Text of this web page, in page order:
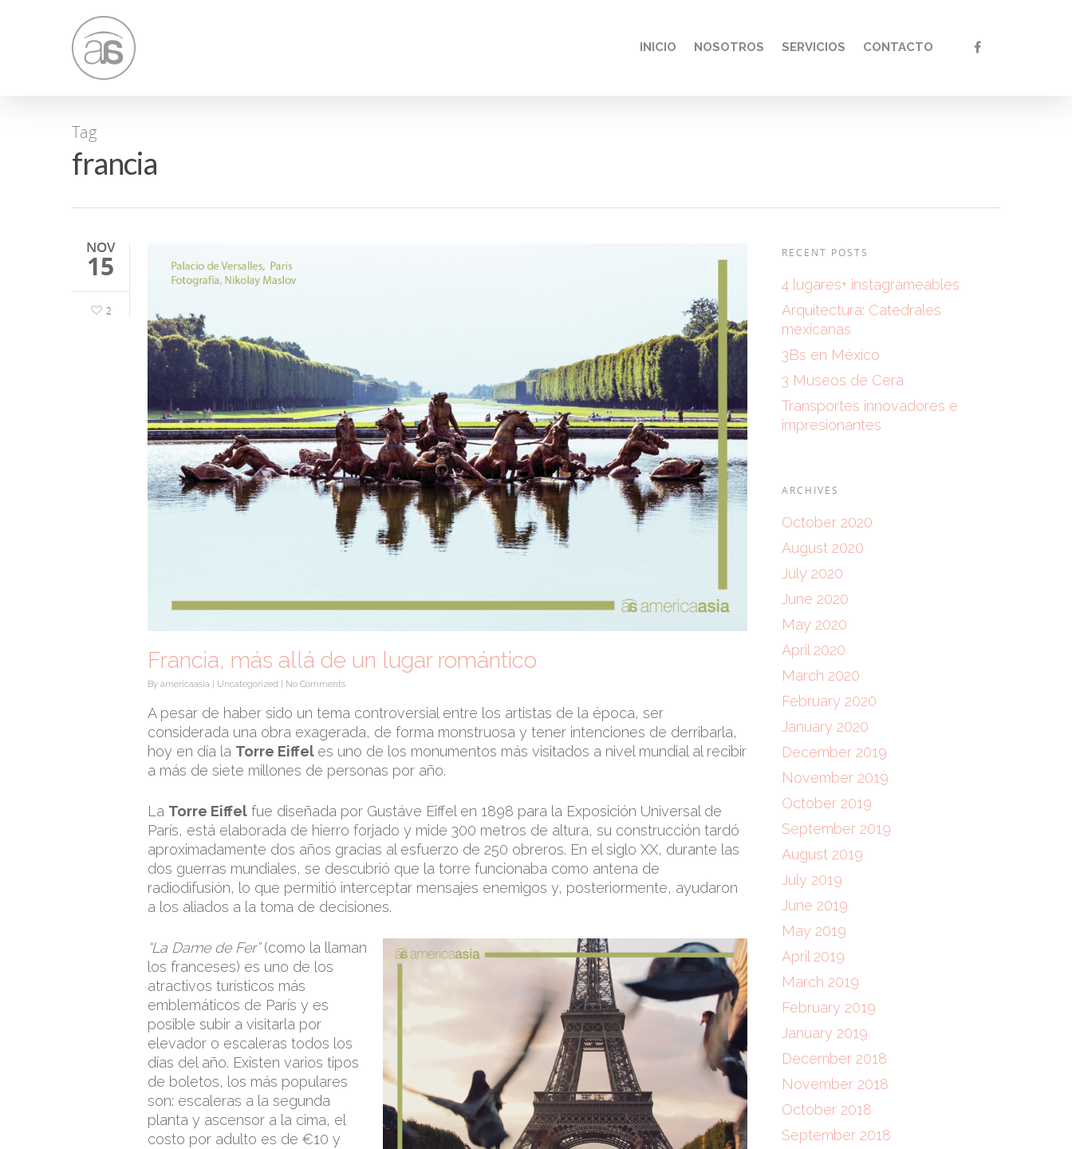
INICIO NOSOTROS SERVICIOS CONTACTO
Tag
francia
NOV
15
2
Francia, más allá de un lugar romántico
By americaasia Uncategorized No Comments
A pesar de haber sido un tema controversial entre los artistas de la época, ser
considerada una obra exagerada, de forma monstruosa y tener intenciones de derribarla,
hoy en día la Torre Eiffel es uno de los monumentos más visitados a nivel mundial al recibir
a más de siete millones de personas por año.
La Torre Eiffel fue diseñada por Gustáve Eiffel en 1898 para la Exposición Universal de
París, está elaborada de hierro forjado y mide 300 metros de altura, su construcción tardó
aproximadamente dos años gracias al esfuerzo de 250 obreros. En el siglo XX, durante las
dos guerras mundiales, se descubrió que la torre funcionaba como antena de
radiodifusión, lo que permitió interceptar mensajes enemigos y, posteriormente, ayudaron
a los aliados a la toma de decisiones.
“La Dame de Fer”(como la llaman
los franceses) es uno de los
atractivos turísticos más
emblemáticos de París y es
posible subir a visitarla por
elevador o escaleras todos los
días del año. Existen varios tipos
de boletos, los más populares
son: escaleras a la segunda
planta y ascensor a la cima, el
costo por adulto es de €10 y
RECENT POSTS
4 lugares+ instagrameables
Arquitectura: Catedrales
mexicanas
3Bs en México
3 Museos de Cera
Transportes innovadores e
impresionantes
ARCHIVES
October 2020
August 2020
July 2020
June 2020
May 2020
April 2020
March 2020
February 2020
January 2020
December 2019
November 2019
October 2019
September 2019
August 2019
July 2019
June 2019
May 2019
April 2019
March 2019
February 2019
January 2019
December 2018
November 2018
October 2018
September 2018